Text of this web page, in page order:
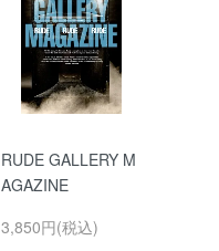
RUDE GALLERY M
AGAZINE
3,850円(税込)